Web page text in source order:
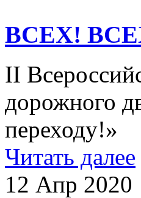
ВСЕХ!
II
дорожного
переходу!»
Читать далее
12 Апр 2020